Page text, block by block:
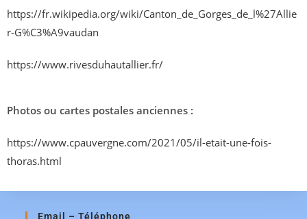
https://fr.wikipedia.org/wiki/Canton_de_Gorges_de_l%27Allie
r-G%C3%A9vaudan
https://www.rivesduhautallier.fr/
Photos ou cartes postales anciennes :
https://www.cpauvergne.com/2021/05/il-etait-une-fois-
thoras.html
Email – Téléphone